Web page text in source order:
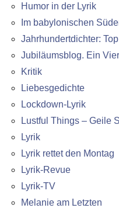
Humor in der Lyrik
Im babylonischen
Jahrhundertdichter:
Jubiläumsblog. Ein
Kritik
Liebesgedichte
Lockdown-Lyrik
Lustful Things – Geile
Lyrik
Lyrik rettet den Montag
Lyrik-Revue
Lyrik-TV
Melanie am Letzten